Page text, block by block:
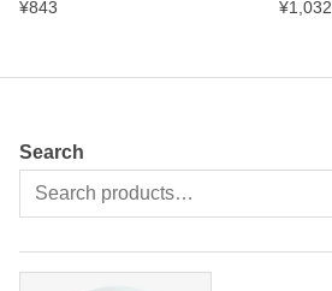
¥843 ¥1,032
Search